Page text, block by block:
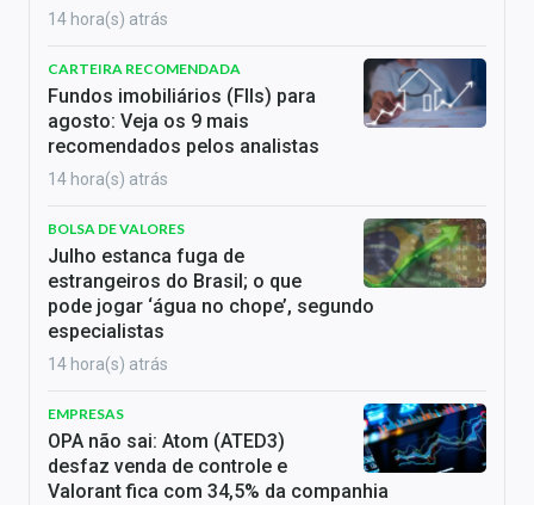
14 hora(s) atrás
CARTEIRA RECOMENDADA
Fundos imobiliários (FIIs) para
agosto: Veja os 9 mais
recomendados pelos analistas
14 hora(s) atrás
BOLSA DE VALORES
Julho estanca fuga de
estrangeiros do Brasil; o que
pode jogar ‘água no chope’, segundo
especialistas
14 hora(s) atrás
EMPRESAS
OPA não sai: Atom (ATED3)
desfaz venda de controle e
Valorant fica com 34,5% da companhia